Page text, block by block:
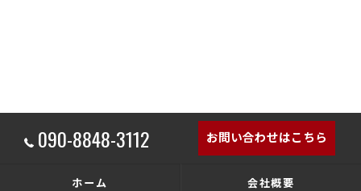
090-8848-3112 お問い合わせはこちら
ホーム 会社概要